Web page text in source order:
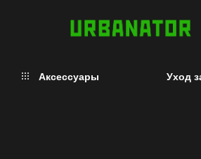
Аксессуары Уход